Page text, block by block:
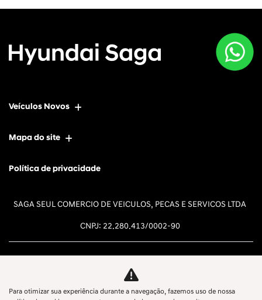
Veículos Novos
Mapa do site
Política de privacidade
SAGA SEUL COMERCIO DE VEICULOS, PECAS E SERVICOS LTDA
CNPJ: 22.280.413/0002-90
Para otimizar sua experiência durante a navegação, fazemos uso de nossa